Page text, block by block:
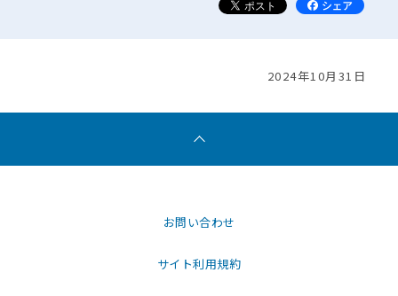
2024年10月31日
お問い合わせ
サイト利用規約